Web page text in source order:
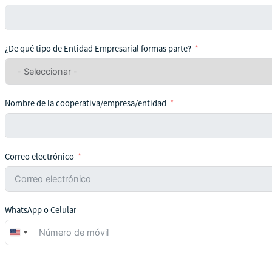
¿De qué tipo de Entidad Empresarial formas parte?
Nombre de la cooperativa/empresa/entidad
Correo electrónico
WhatsApp o Celular
United
States